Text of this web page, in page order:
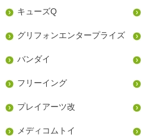
キューズQ
グリフォンエンタープライズ
バンダイ
フリーイング
プレイアーツ改
メディコムトイ